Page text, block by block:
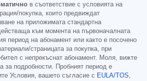
в съответствие с условията на
покупка, които предвиждат
на приложимата стандартна
към момента на първоначалната
период на абонамент или както е посочено
страницата за покупка, при
с непрекъснат абонамент. Моля, вижте
за подробности. Пробният период е
Условия, вашето съгласие с EULA/TOS